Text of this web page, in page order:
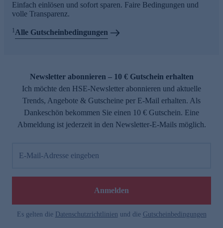
Einfach einlösen und sofort sparen. Faire Bedingungen und
volle Transparenz.
1Alle Gutscheinbedingungen
Newsletter abonnieren – 10 € Gutschein erhalten
Ich möchte den HSE-Newsletter abonnieren und aktuelle
Trends, Angebote & Gutscheine per E-Mail erhalten. Als
Dankeschön bekommen Sie einen 10 € Gutschein. Eine
Abmeldung ist jederzeit in den Newsletter-E-Mails möglich.
E-Mail-Adresse eingeben
Anmelden
Es gelten die Datenschutzrichtlinien und die Gutscheinbedingungen